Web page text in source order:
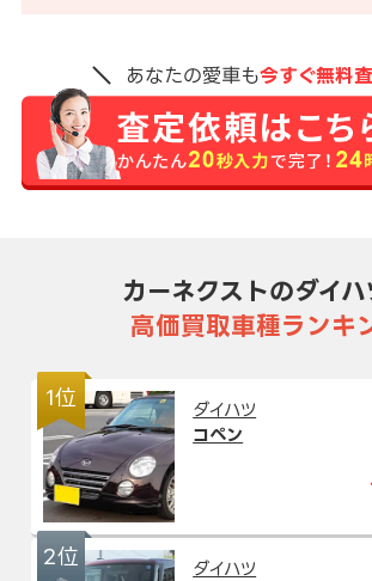
あなたの愛車も今すぐ無料査
カーネクストのダイハ
高価買取車種ランキ
1位
ダイハツ
コペン
2位
ダイハツ